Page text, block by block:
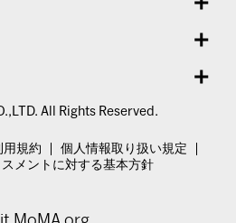
All Rights Reserved.
用規約
個人情報取り扱い規定
メントに対する基本方針